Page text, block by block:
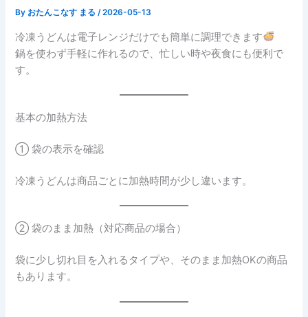
By おたんこなす まる/2026-05-13
冷凍うどんは電子レンジだけでも簡単に調理できます
鍋を使わず手軽に作れるので、忙しい時や夜食にも便利で
す。
基本の加熱方法
① 袋の表示を確認
冷凍うどんは商品ごとに加熱時間が少し違います。
② 袋のまま加熱（対応商品の場合）
袋に少し切れ目を入れるタイプや、そのまま加熱OKの商品
もあります。